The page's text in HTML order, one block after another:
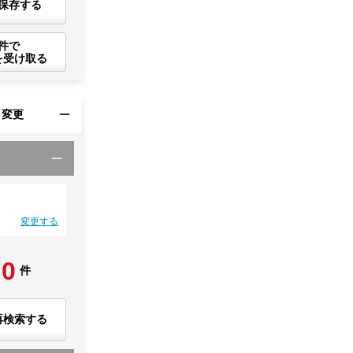
存する
で
受け取る
更
変更する
0 件
検索する